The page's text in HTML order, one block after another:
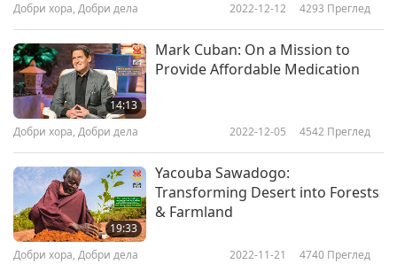
Добри хора, Добри дела 2022-12-12 4293 Преглед
14:13
Mark Cuban: On a Mission to
Provide Affordable Medication
Добри хора, Добри дела 2022-12-05 4542 Преглед
19:33
Yacouba Sawadogo:
Transforming Desert into Forests
& Farmland
Добри хора, Добри дела 2022-11-21 4740 Преглед